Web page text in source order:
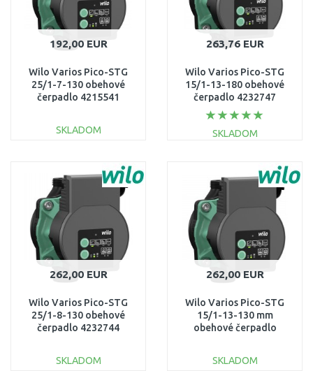
192,00 EUR
Wilo Varios Pico-STG
25/1-7-130 obehové
čerpadlo 4215541
SKLADOM
Porovnať
263,76 EUR
Wilo Varios Pico-STG
15/1-13-180 obehové
čerpadlo 4232747
SKLADOM
Porovnať
262,00 EUR
Wilo Varios Pico-STG
25/1-8-130 obehové
čerpadlo 4232744
SKLADOM
262,00 EUR
Wilo Varios Pico-STG
15/1-13-130 mm
obehové čerpadlo
SKLADOM